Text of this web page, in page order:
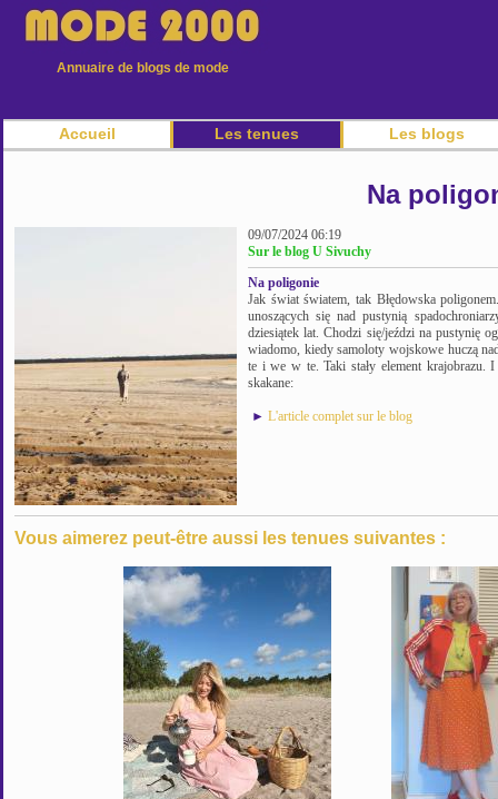
Annuaire de blogs de mode
Accueil Les tenues Les blogs
Na
09/07/2024 06:19
Sur le blog U Sivuchy
Na poligonie
Jak świat światem, tak Błędowska
unoszących się nad pustynią
dziesiątek lat. Chodzi się/jeździ na pustynię
wiadomo, kiedy samoloty wojskowe huczą
te i we w te. Taki stały element krajobrazu.
skakane:
► L'article complet sur le blog
Vous aimerez peut-être aussi les tenues suivantes :